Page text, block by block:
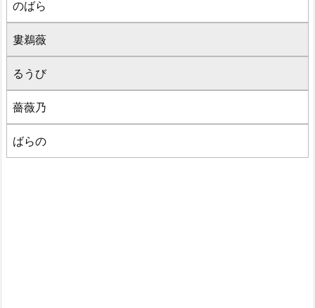
のばら
婁鵜薇
るうび
薔薇乃
ばらの